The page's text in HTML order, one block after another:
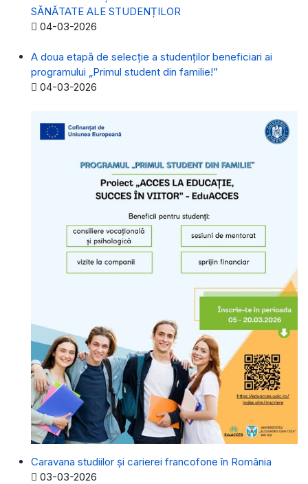
SĂNĂTATE ALE STUDENȚILOR
Detalii
04-03-2026
A doua etapă de selecție a studenților beneficiari ai
programului „Primul student din familie!”
Detalii
04-03-2026
Caravana studiilor și carierei francofone în România
Detalii
03-03-2026